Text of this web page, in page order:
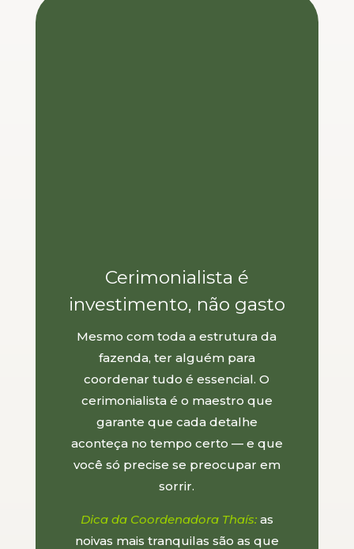
Cerimonialista é
investimento, não gasto
Mesmo com toda a estrutura da
fazenda, ter alguém para
coordenar tudo é essencial. O
cerimonialista é o maestro que
garante que cada detalhe
aconteça no tempo certo — e que
você só precise se preocupar em
sorrir.
Dica da Coordenadora Thaís:as
noivas mais tranquilas são as que